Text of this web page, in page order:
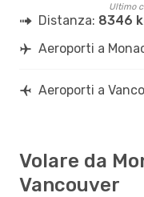
Ultimo
Distanza: 8346
Aeroporti a
Aeroporti a
Volare da
Vancouver